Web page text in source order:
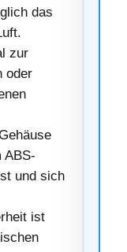
das
zur
oder
ABS-
und sich
ist